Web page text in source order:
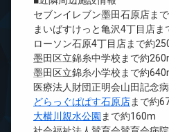
セブンイレブン墨田石原店ま
まいばすけっと亀沢4丁目店ま
ローソン石原4丁目店まで約
墨田区立錦糸中学校まで約
墨田区立錦糸小学校まで約
医療法人財団正明会山田記念
どらっぐぱぱす石原店まで約
大横川親水公園 まで約160m